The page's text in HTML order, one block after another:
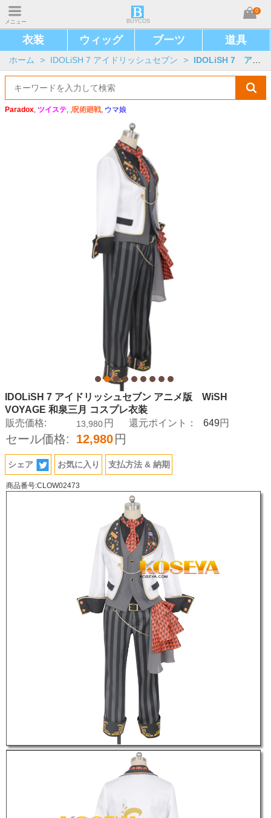
メニュー BUYCOS
0
衣装 ウィッグ ブーツ 道具
ホーム > IDOLiSH 7 アイドリッシュセブン > IDOLiSH 7 アニメ版
Paradox, ツイステ, ,呪術廻戦, ウマ娘
IDOLiSH 7 アイドリッシュセブン アニメ版 WiSH
VOYAGE 和泉三月 コスプレ衣装
販売価格:
13,980 円 還元ポイント： 649円
セール価格: 12,980 円
シェア お気に入り 支払方法 & 納期
商品番号:CLOW02473